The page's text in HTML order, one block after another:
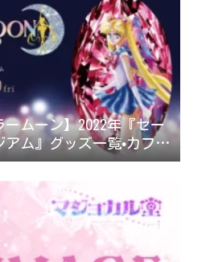
ムーン】2022年『セー
ム』グッズ一覧•カフェ